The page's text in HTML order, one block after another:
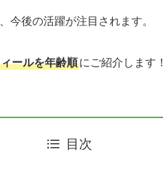
今後の活躍が注目されます。
ールを年齢順にご紹介します！
目次